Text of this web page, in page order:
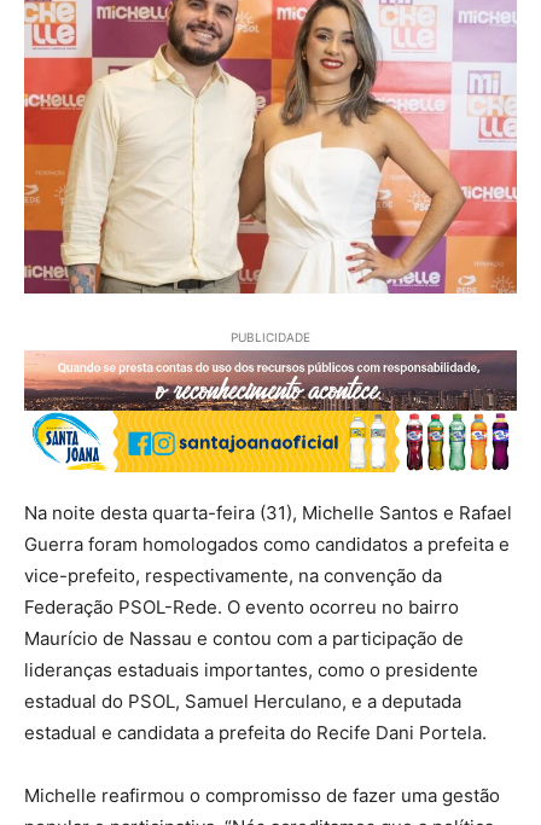
PUBLICIDADE
Na noite desta quarta-feira (31), Michelle Santos e Rafael
Guerra foram homologados como candidatos a prefeita e
vice-prefeito, respectivamente, na convenção da
Federação PSOL-Rede. O evento ocorreu no bairro
Maurício de Nassau e contou com a participação de
lideranças estaduais importantes, como o presidente
estadual do PSOL, Samuel Herculano, e a deputada
estadual e candidata a prefeita do Recife Dani Portela.
Michelle reafirmou o compromisso de fazer uma gestão